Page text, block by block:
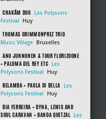
CHAKÂM DUO
Les Polysons
Festival
Huy
THOMAS GRIMMONPREZ TRIO
Music Village Bruxelles
ANU JUNNONEN & TUUR FLORIZOONE
+ PALOMA DEL REY ETC
Les
Polysons Festival
Huy
BELAMBA + PAOLA DI BELLA
Les
Polysons Festival
Huy
BIA FERREIRA + DYNA, LEWIS AND
SOUL CARAVAN + BANDA QUETZAL
Les